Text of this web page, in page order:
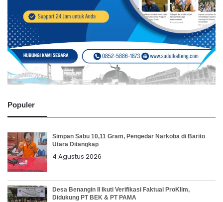
Populer
Simpan Sabu 10,11 Gram, Pengedar Narkoba di Barito
Utara Ditangkap
4 Agustus 2026
Desa Benangin II Ikuti Verifikasi Faktual ProKlim,
Didukung PT BEK & PT PAMA